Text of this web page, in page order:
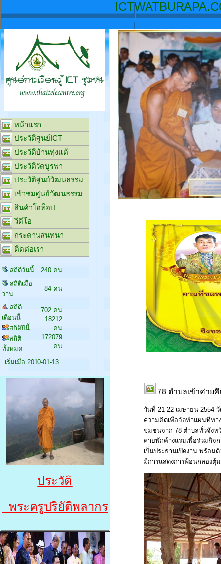
หน้าแรก
ประวัติศูนย์ICT
ประวัติบ้านทุ่งแต้
ประวัติวัดบูรพา
ประวัติศูนย์วัฒนธรรม
เข้าชมศูนย์วัฒนธรรม
สินค้าโอท็อป
วีดีโอ
กระดานสนทนา
ติดต่อเรา
สถิติวันนี้
240 คน
สถิติเมื่อ
วาน
84 คน
สถิติ
เดือนนี้
สถิติปีนี้
สถิติ
ทั้งหมด
702 คน
18212
คน
172079
คน
เริ่มเมื่อ 2010-01-13
ประวัติ
พระครูปริยัติพลากร
78 ตำบลเข้าค่าย
วันที่ 21-22 เมษายน 2554
ความคิดเพื่อจัดทำแผนที่ทา
ชุมชนจาก 78 ตำบลทั่วจังห
ค่ายพักค้างแรมเพื่อร่วมกิจ
เป็นประธานเปิดงาน พร้อ
มีการแสดงการฟ้อนกลองตุ้